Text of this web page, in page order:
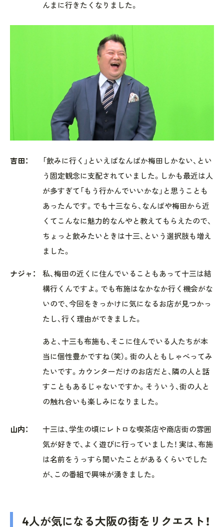
んまに行きたくなりました。
吉田：
「飲みに行く」といえばなんばか梅田しかない、とい
う固定観念に支配されていました。しかも最近は人
が多すぎて「もう行かんでいいかな」と思うことも
あったんです。でも十三なら、なんばや梅田から近
くてこんなに魅力的なんやと教えてもらえたので、
ちょっと飲みたいときは十三、という選択肢も増え
ました。
ナジャ：
私、梅田の近くに住んでいることもあって十三は結
構行くんですよ。でも布施はなかなか行く機会がな
いので、今回をきっかけに気になるお店が見つかっ
たし、行く理由ができました。
あと、十三も布施も、そこに住んでいる人たちが本
当に個性豊かですね（笑）。街の人ともしゃべってみ
たいです。カウンターだけのお店だと、隣の人と話
すこともあるじゃないですか。そういう、街の人と
の触れ合いも楽しみになりました。
山内：
十三は、学生の頃にレトロな喫茶店や商店街の雰囲
気が好きで、よく遊びに行っていました！ 実は、布施
は名前をうっすら聞いたことがあるくらいでした
が、この番組で興味が湧きました。
4人が気になる大阪の街をリクエスト！